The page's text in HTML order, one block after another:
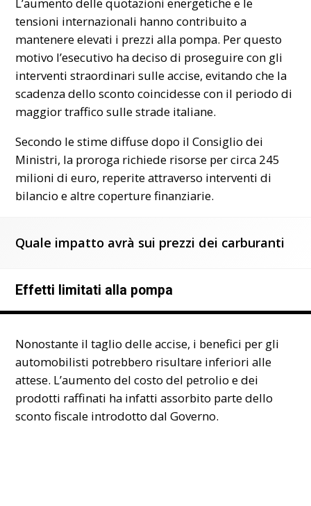
tensioni internazionali hanno contribuito a
mantenere elevati i prezzi alla pompa. Per questo
motivo l’esecutivo ha deciso di proseguire con gli
interventi straordinari sulle accise, evitando che la
scadenza dello sconto coincidesse con il periodo di
maggior traffico sulle strade italiane.
Secondo le stime diffuse dopo il Consiglio dei
Ministri, la proroga richiede risorse per circa 245
milioni di euro, reperite attraverso interventi di
bilancio e altre coperture finanziarie.
Quale impatto avrà sui prezzi dei carburanti
Effetti limitati alla pompa
Nonostante il taglio delle accise, i benefici per gli
automobilisti potrebbero risultare inferiori alle
attese. L’aumento del costo del petrolio e dei
prodotti raffinati ha infatti assorbito parte dello
sconto fiscale introdotto dal Governo.